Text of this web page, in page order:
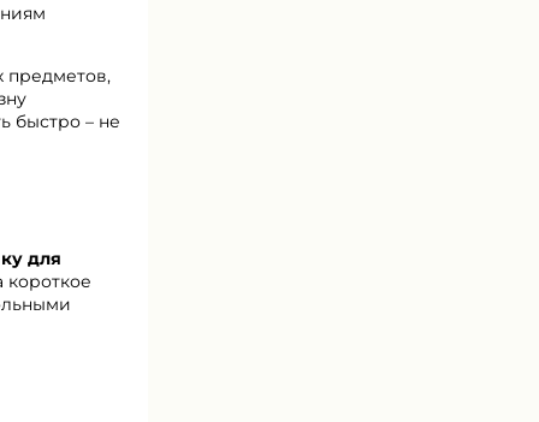
предметов,
быстро – не
для